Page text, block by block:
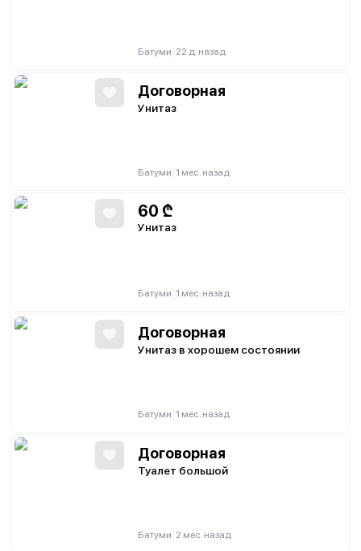
Батуми 22 д. назад
Договорная
Унитаз
Батуми 1 мес. назад
60 ₾
Унитаз
Батуми 1 мес. назад
Договорная
Унитаз в хорошем состоянии
Батуми 1 мес. назад
Договорная
Туалет большой
Батуми 2 мес. назад